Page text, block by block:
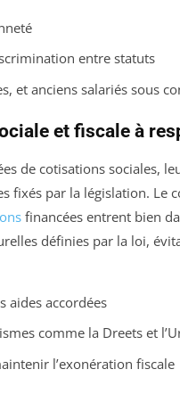
entre statuts
et anciens salariés sous
et fiscale à
de cotisations sociales,
fixés par la législation. Le
financées entrent bien
définies par la loi,
aides accordées
comme la Dreets et
l’exonération fiscale